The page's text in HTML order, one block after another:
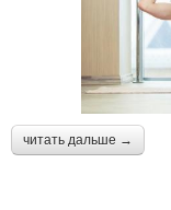
читать дальше →